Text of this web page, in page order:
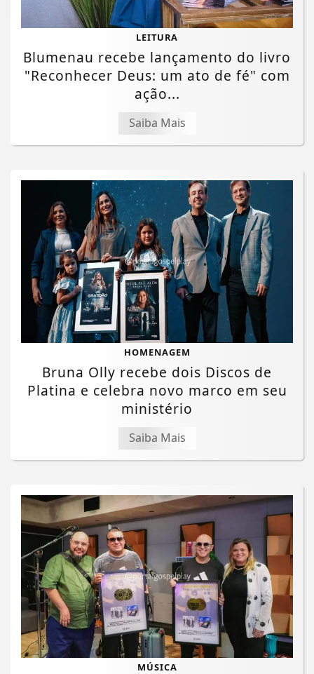
LEITURA
Blumenau recebe lançamento do livro
"Reconhecer Deus: um ato de fé" com
ação...
Saiba Mais
HOMENAGEM
Bruna Olly recebe dois Discos de
Platina e celebra novo marco em seu
ministério
Saiba Mais
MÚSICA